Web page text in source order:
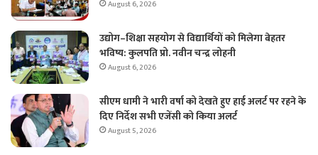
August 6, 2026
उद्योग–शिक्षा सहयोग से विद्यार्थियों को मिलेगा बेहतर
भविष्य: कुलपति प्रो. नवीन चन्द्र लोहनी
August 6, 2026
सीएम धामी ने भारी वर्षा को देखते हुए हाई अलर्ट पर रहने के
दिए निर्देश सभी एजेंसी को किया अलर्ट
August 5, 2026